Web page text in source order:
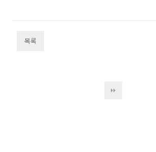
목록